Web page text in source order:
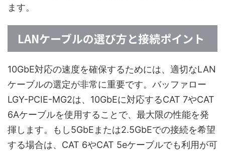
ます。
LANケーブルの選び方と接続ポイント
10GbE対応の速度を確保するためには、適切なLAN
ケーブルの選定が非常に重要です。バッファロー
LGY-PCIE-MG2は、10GbEに対応するCAT 7やCAT
6Aケーブルを使用することで、最大限の性能を発
揮します。もし5GbEまたは2.5GbEでの接続を希望
する場合は、CAT 6やCAT 5eケーブルでも利用が可